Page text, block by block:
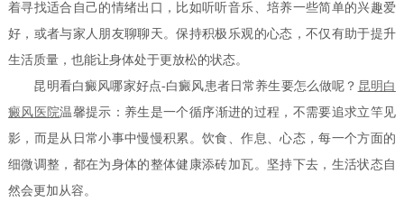
着寻找适合自己的情绪出口，比如听听音乐、培养一些简单的兴趣爱
好，或者与家人朋友聊聊天。保持积极乐观的心态，不仅有助于提升
生活质量，也能让身体处于更放松的状态。
昆明看白癜风哪家好点-白癜风患者日常养生要怎么做呢？ 昆明白
癜风医院温馨提示：养生是一个循序渐进的过程，不需要追求立竿见
影，而是从日常小事中慢慢积累。饮食、作息、心态，每一个方面的
细微调整，都在为身体的整体健康添砖加瓦。坚持下去，生活状态自
然会更加从容。